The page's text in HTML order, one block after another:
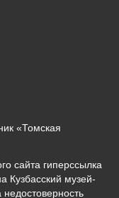
«Томская
сайта гиперссылка
Кузбасский музей-
недостоверность